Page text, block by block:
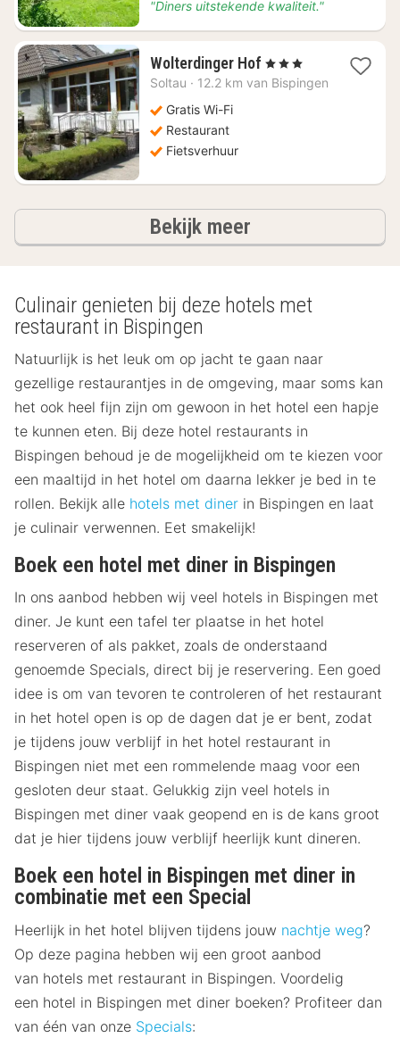
"Diners uitstekende kwaliteit."
Wolterdinger Hof 1
nacht
vanaf
, 3 Sterren
Soltau · 12.2 km van Bispingen
Gratis Wi-Fi
Restaurant
Fietsverhuur
Bekijk meerhotels
Culinair genieten bij deze hotels met
restaurant in Bispingen
Natuurlijk is het leuk om op jacht te gaan naar
gezellige restaurantjes in de omgeving, maar soms kan
het ook heel fijn zijn om gewoon in het hotel een hapje
te kunnen eten. Bij deze hotel restaurants in
Bispingen behoud je de mogelijkheid om te kiezen voor
een maaltijd in het hotel om daarna lekker je bed in te
rollen. Bekijk alle hotels met diner in Bispingen en laat
je culinair verwennen. Eet smakelijk!
Boek een hotel met diner in Bispingen
In ons aanbod hebben wij veel hotels in Bispingen met
diner. Je kunt een tafel ter plaatse in het hotel
reserveren of als pakket, zoals de onderstaand
genoemde Specials, direct bij je reservering. Een goed
idee is om van tevoren te controleren of het restaurant
in het hotel open is op de dagen dat je er bent, zodat
je tijdens jouw verblijf in het hotel restaurant in
Bispingen niet met een rommelende maag voor een
gesloten deur staat. Gelukkig zijn veel hotels in
Bispingen met diner vaak geopend en is de kans groot
dat je hier tijdens jouw verblijf heerlijk kunt dineren.
Boek een hotel in Bispingen met diner in
combinatie met een Special
Heerlijk in het hotel blijven tijdens jouw nachtje weg?
Op deze pagina hebben wij een groot aanbod
van hotels met restaurant in Bispingen. Voordelig
een hotel in Bispingen met diner boeken? Profiteer dan
van één van onze Specials: